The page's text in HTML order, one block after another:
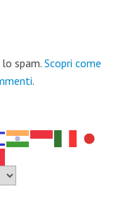
spam. Scopri come
.